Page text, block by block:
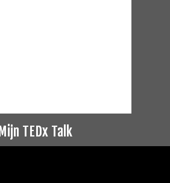
Mijn TEDx Talk